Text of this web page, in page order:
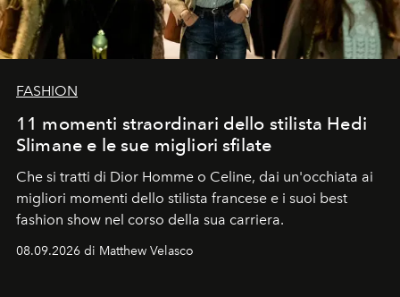
FASHION
11 momenti straordinari dello stilista Hedi
Slimane e le sue migliori sfilate
Che si tratti di Dior Homme o Celine, dai un'occhiata ai
migliori momenti dello stilista francese e i suoi best
fashion show nel corso della sua carriera.
08.09.2026 di Matthew Velasco